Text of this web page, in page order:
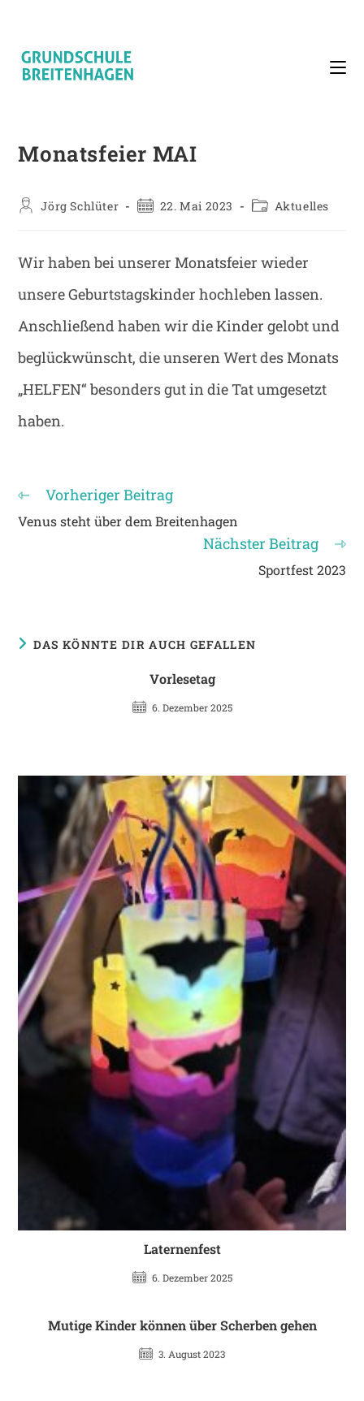
springen
Monatsfeier MAI
Beitrags-
Jörg Schlüter
Beitrag22. Mai 2023
Beitrags-
Aktuelles
Wir haben bei unserer Monatsfeier wieder
unsere Geburtstagskinder hochleben lassen.
Anschließend haben wir die Kinder gelobt und
beglückwünscht, die unseren Wert des Monats
„HELFEN“ besonders gut in die Tat umgesetzt
haben.
Weitere
ansehen
Vorheriger Beitrag
Venus steht über dem Breitenhagen
Nächster Beitrag
Sportfest 2023
DAS KÖNNTE DIR AUCH GEFALLEN
Vorlesetag
6. Dezember 2025
Laternenfest
6. Dezember 2025
Mutige Kinder können über Scherben gehen
3. August 2023